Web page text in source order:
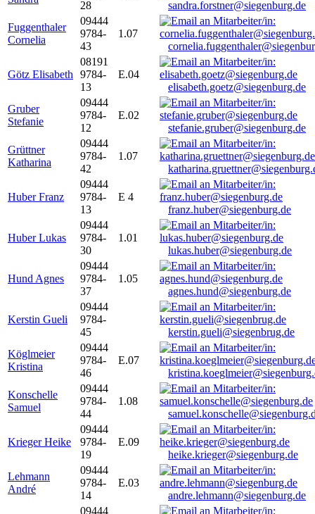
28
sandra.forstner@siegenburg.de
Fuggenthaler
Cornelia
09444
9784-
43
1.07
Götz Elisabeth
08191
9784-
13
E.04
elisabeth.goetz@siegenburg.de
Gruber
Stefanie
09444
9784-
12
E.02
stefanie.gruber@siegenburg.de
Grüttner
Katharina
09444
9784-
42
1.07
Huber Franz
09444
9784-
13
E 4
franz.huber@siegenburg.de
Huber Lukas
09444
9784-
30
1.01
lukas.huber@siegenburg.de
Hund Agnes
09444
9784-
37
1.05
agnes.hund@siegenburg.de
Kerstin Gueli
09444
9784-
45
kerstin.gueli@siegenbrug.de
Köglmeier
Kristina
09444
9784-
46
E.07
Konschelle
Samuel
09444
9784-
44
1.08
Krieger Heike
09444
9784-
19
E.09
heike.krieger@siegenburg.de
Lehmann
André
09444
9784-
14
E.03
andre.lehmann@siegenburg.de
09444